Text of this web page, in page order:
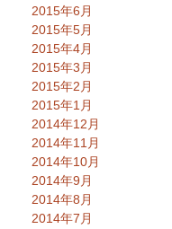
2015年6月
2015年5月
2015年4月
2015年3月
2015年2月
2015年1月
2014年12月
2014年11月
2014年10月
2014年9月
2014年8月
2014年7月